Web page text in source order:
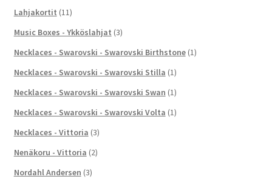
Lahjakortit (11)
Music Boxes - Ykköslahjat (3)
Necklaces - Swarovski - Swarovski Birthstone (1)
Necklaces - Swarovski - Swarovski Stilla (1)
Necklaces - Swarovski - Swarovski Swan (1)
Necklaces - Swarovski - Swarovski Volta (1)
Necklaces - Vittoria (3)
Nenäkoru - Vittoria (2)
Nordahl Andersen (3)